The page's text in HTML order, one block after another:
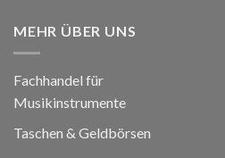
MEHR ÜBER UNS
Fachhandel für
Musikinstrumente
Taschen & Geldbörsen